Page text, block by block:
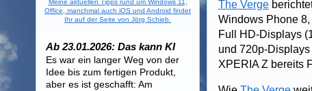
The Verge
Windows Phone
Full HD-Displays
und 720p-
XPERIA Z bereits
Meine aktuellen Tipps rund um Windows 11,
Office, manchmal auch iOS und Android findet
Ihr auf der Seite von Jörg Schieb.
Ab 23.01.2026: Das kann KI
Es war ein langer Weg von der
Idee bis zum fertigen Produkt,
aber es ist geschafft: Am